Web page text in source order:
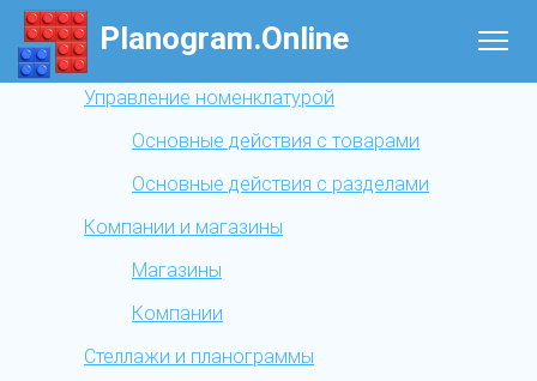
Planogram.Online
Управление номенклатурой
Основные действия с товарами
Основные действия с разделами
Компании и магазины
Магазины
Компании
Стеллажи и планограммы